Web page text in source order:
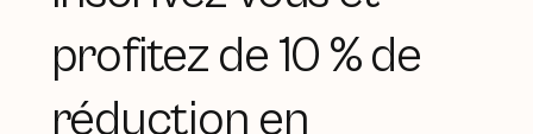
profitez de 10 % de
réduction en